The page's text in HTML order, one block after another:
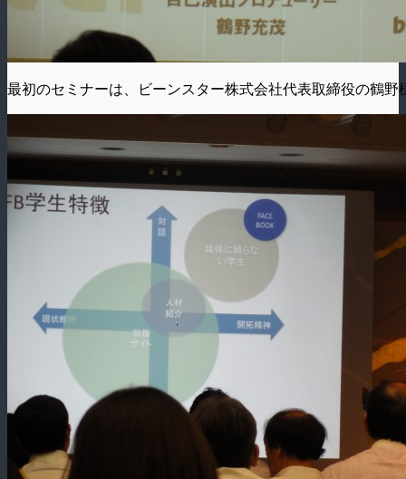
最初のセミナーは、ビーンスター株式会社代表取締役の鶴野